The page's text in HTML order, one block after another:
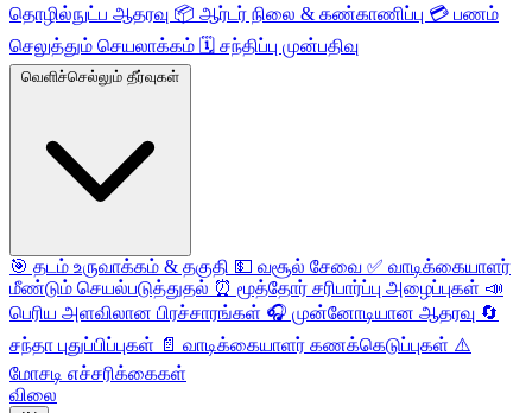
தொழில்நுட்ப ஆதரவு 📦 ஆர்டர் நிலை & கண்காணிப்பு 💳 பணம்
செலுத்தும் செயலாக்கம் 🗓️ சந்திப்பு முன்பதிவு
வெளிச்செல்லும் தீர்வுகள்
🎯 தடம் உருவாக்கம் & தகுதி 💵 வசூல் சேவை ✅ வாடிக்கையாளர்
மீண்டும் செயல்படுத்துதல் ⏰ மூத்தோர் சரிபார்ப்பு அழைப்புகள் 📣
பெரிய அளவிலான பிரச்சாரங்கள் 🎧 முன்னோடியான ஆதரவு 🔄
சந்தா புதுப்பிப்புகள் 📄 வாடிக்கையாளர் கணக்கெடுப்புகள் ⚠️
மோசடி எச்சரிக்கைகள்
விலை